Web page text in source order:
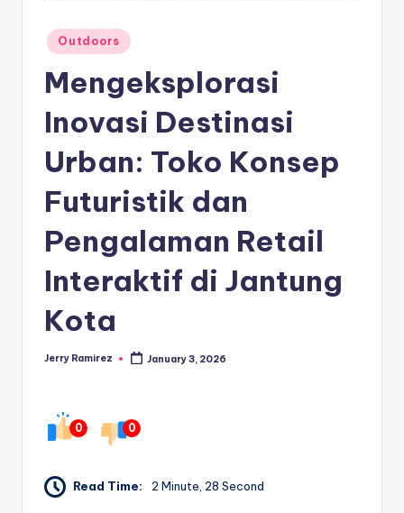
Posted
in
Outdoors
Mengeksplorasi
Inovasi Destinasi
Urban: Toko Konsep
Futuristik dan
Pengalaman Retail
Interaktif di Jantung
Kota
Posted
Jerry Ramirez January 3, 2026
0 0
Read Time: 2 Minute, 28 Second